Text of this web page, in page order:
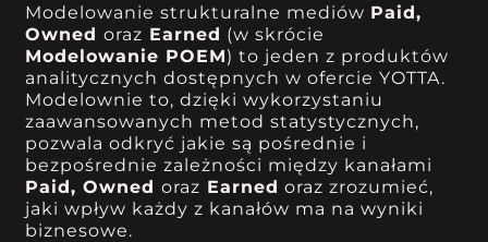
Modelowanie strukturalne mediów Paid,
Ownedoraz Earned (w skrócie
Modelowanie POEM) to jeden z produktów
analitycznych dostępnych w ofercie YOTTA.
Modelownie to, dzięki wykorzystaniu
zaawansowanych metod statystycznych,
pozwala odkryć jakie są pośrednie i
bezpośrednie zależności między kanałami
Paid, Ownedoraz Earned oraz zrozumieć,
jaki wpływ każdy z kanałów ma na wyniki
biznesowe.